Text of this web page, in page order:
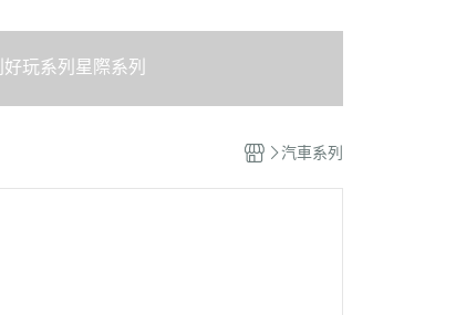
好玩系列 星際系列
汽車系列